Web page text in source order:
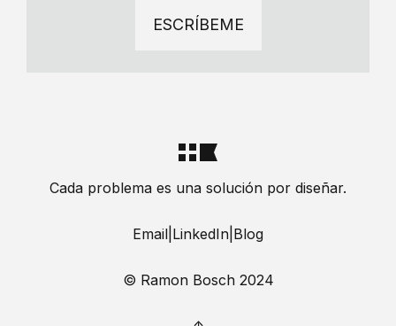
ESCRÍBEME
Cada problema es una solución por diseñar.
Email LinkedIn Blog
© Ramon Bosch 2024